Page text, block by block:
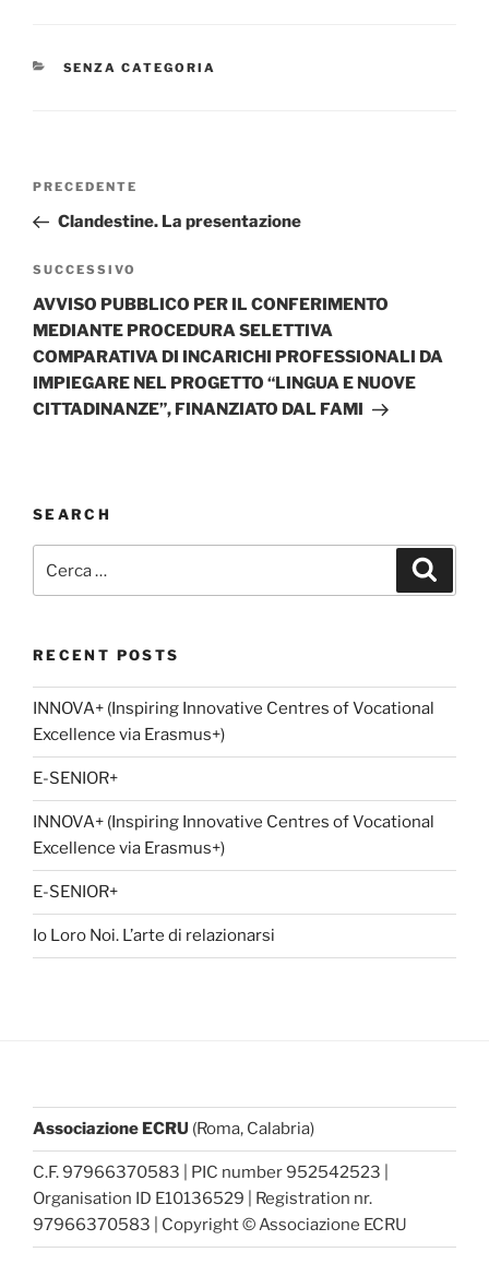
CATEGORIE
SENZA CATEGORIA
Navigazione
Articolo
precedente:
PRECEDENTE
Clandestine. La presentazione
Articolo
successivo
SUCCESSIVO
AVVISO PUBBLICO PER IL CONFERIMENTO
MEDIANTE PROCEDURA SELETTIVA
COMPARATIVA DI INCARICHI PROFESSIONALI DA
IMPIEGARE NEL PROGETTO “LINGUA E NUOVE
CITTADINANZE”, FINANZIATO DAL FAMI
SEARCH
RECENT POSTS
INNOVA+ (Inspiring Innovative Centres of Vocational
Excellence via Erasmus+)
E-SENIOR+
INNOVA+ (Inspiring Innovative Centres of Vocational
Excellence via Erasmus+)
E-SENIOR+
Io Loro Noi. L’arte di relazionarsi
Associazione ECRU (Roma, Calabria)
C.F. 97966370583 | PIC number 952542523 |
Organisation ID E10136529 | Registration nr.
97966370583 | Copyright © Associazione ECRU